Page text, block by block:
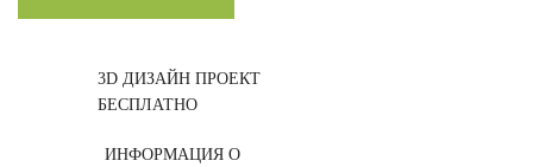
3D ДИЗАЙН ПРОЕКТ
БЕСПЛАТНО
ИНФОРМАЦИЯ О